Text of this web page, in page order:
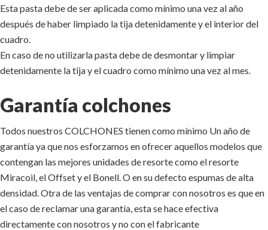
Esta pasta debe de ser aplicada como mínimo una vez al año
después de haber limpiado la tija detenidamente y el interior del
cuadro.
En caso de no utilizarla pasta debe de desmontar y limpiar
detenidamente la tija y el cuadro como mínimo una vez al mes.
Garantía colchones
Todos nuestros COLCHONES tienen como mínimo Un año de
garantía ya que nos esforzamos en ofrecer aquellos modelos que
contengan las mejores unidades de resorte como el resorte
Miracoil, el Offset y el Bonell. O en su defecto espumas de alta
densidad. Otra de las ventajas de comprar con nosotros es que en
el caso de reclamar una garantía, esta se hace efectiva
directamente con nosotros y no con el fabricante